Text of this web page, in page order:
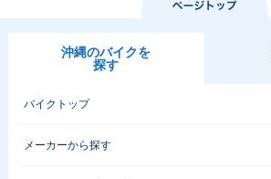
沖縄のバイクを
探す
バイクトップ
メーカーから探す